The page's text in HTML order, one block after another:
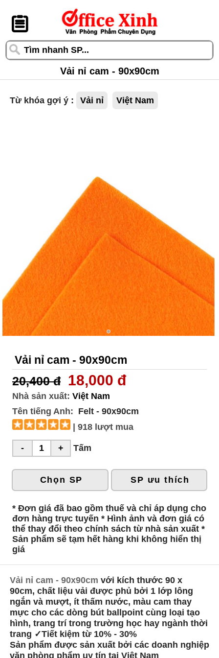
󰆎
Vải nỉ cam - 90x90cm
Từ khóa gợi ý : Vải nỉ Việt Nam
Vải nỉ cam - 90x90cm
20,400 đ 18,000 đ
Nhà sản xuất: Việt Nam
Tên tiếng Anh: Felt - 90x90cm
| 918 lượt mua
Tấm
Chọn SP SP ưu thích
* Đơn giá đã bao gồm thuế và chỉ áp dụng cho
đơn hàng trực tuyến * Hình ảnh và đơn giá có
thể thay đổi theo chính sách từ nhà sản xuất *
Sản phẩm sẽ tạm hết hàng khi không hiển thị
giá
Vải nỉ cam - 90x90cm với kích thước 90 x
90cm, chất liệu vải được phủ bởi 1 lớp lông
ngắn và mượt, ít thấm nước, màu cam thay
mực cho các dòng bút ballpoint cùng loại tạo
hình, trang trí trong trường học hay ngành thời
trang ✓Tiết kiệm từ 10% - 30%
Sản phẩm được sản xuất bởi các doanh nghiệp
văn phòng phẩm uy tín tại Việt Nam